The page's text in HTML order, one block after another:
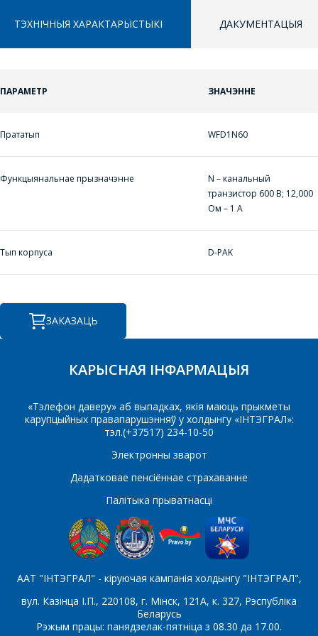
ТЭХНІЧНЫЯ ХАРАКТАРЫСТЫКІ ДАКУМЕНТАЦЫЯ
ПАРАМЕТР ЗНАЧЭННЕ
Прататып WFD1N60
Функцыянальнае прызначэнне
N – канальный
транзистор 600 В; 12,000
Ом – 1 А
Тып корпуса D-PAK
ЗАКАЗАЦЬ
КАРЫСНАЯ ІНФАРМАЦЫЯ
«Тэлефон даверу» аб выпадках, якія маюць прыкметы
карупцыйных правапарушэнняў у холдынгу «ІНТЭГРАЛ»:
тэл.(+37517) 234-10-50
Электронны зварот
Дадатковае пенсіённае страхаванне
Палітыка прыватнасці
ААТ "ІНТЭГРАЛ" - кіруючая кампанія холдынгу "ІНТЭГРАЛ",
вул. Казінца І.П., 220108, г. Мінск, 121А, к. 327, Рэспубліка
Беларусь
Рэжым працы: панядзелак-пятніца з 08.30 да 17.00.
КАМПАНІІ З
РАДАСЦЮ
АДКАЖУЦЬ НА
ВАШЫ ПЫТАННІ,
РАЗЛІЧАЦЬ
КОШТ ПАСЛУГ І
ПАДРЫХТУЮЦЬ
ПРАПАНОВУ.
Ваша імя
Тэлефон*
E-mail
Паведамленне*